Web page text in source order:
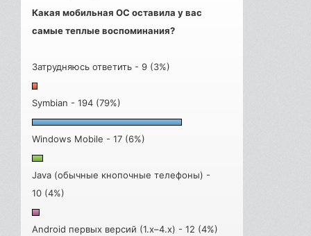
Какая мобильная ОС оставила у вас
самые теплые воспоминания?
Затрудняюсь ответить - 9 (3%)
Symbian - 194 (79%)
Windows Mobile - 17 (6%)
Java (обычные кнопочные телефоны) -
10 (4%)
Android первых версий (1.x–4.x) - 12 (4%)